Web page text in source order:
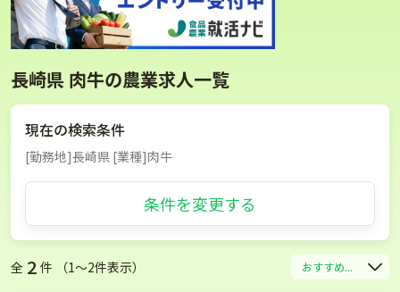
長崎県 肉牛の農業求人一覧
現在の検索条件
[勤務地]長崎県 [業種]肉牛
条件を変更する
全 2 件 （1〜2件表示） おすすめ...